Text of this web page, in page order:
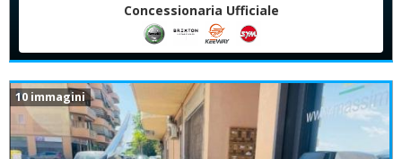
Concessionaria Ufficiale
10 immagini